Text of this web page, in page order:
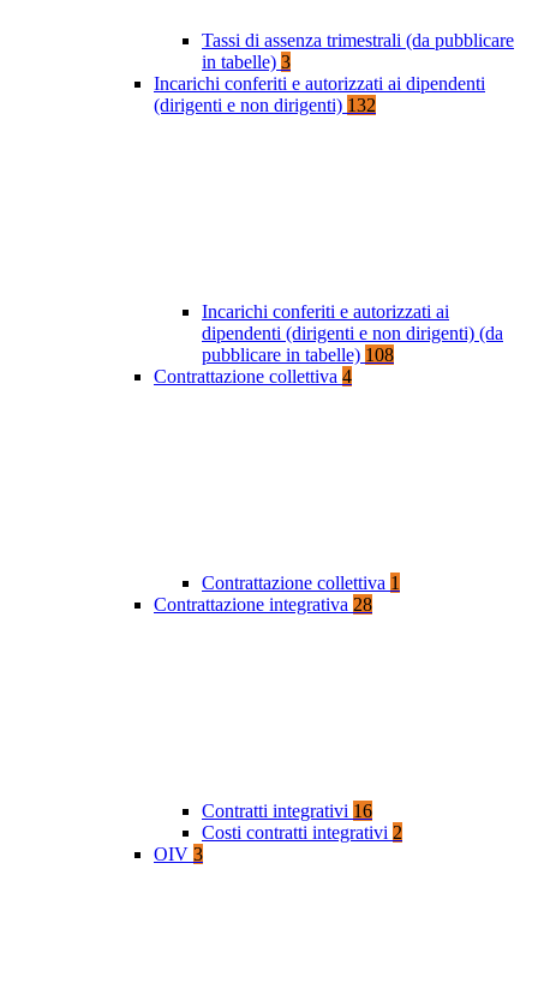
Tassi di assenza trimestrali (da pubblicare
in tabelle) 3
Incarichi conferiti e autorizzati ai dipendenti
(dirigenti e non dirigenti) 132
Incarichi conferiti e autorizzati ai
dipendenti (dirigenti e non dirigenti) (da
pubblicare in tabelle) 108
Contrattazione collettiva 4
Contrattazione collettiva 1
Contrattazione integrativa 28
Contratti integrativi 16
Costi contratti integrativi 2
OIV 3